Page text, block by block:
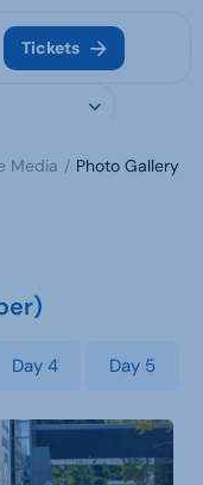
Tickets
Media Photo Gallery
Day 4 Day 5